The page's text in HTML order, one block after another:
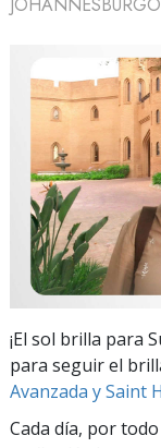
¡El sol brilla para
para seguir el
Avanzada y Saint
Cada día, por